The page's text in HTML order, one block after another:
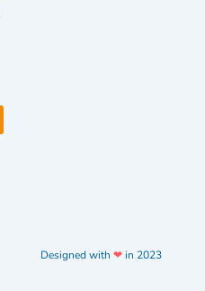
Designed with ❤in 2023